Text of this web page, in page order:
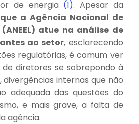
de energia (1). Apesar da
a Agência Nacional de
atue na análise de
ao setor, esclarecendo
regulatórias, é comum ver
de diretores se sobrepondo à
divergências internas que não
adequada das questões do
e mais grave, a falta de
agência.